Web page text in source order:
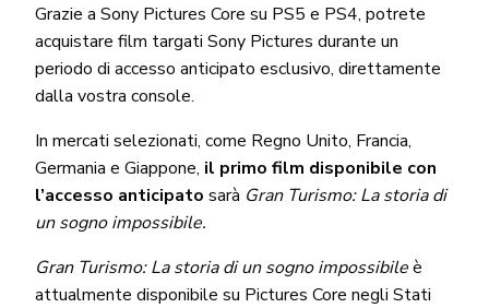
Grazie a Sony Pictures Core su PS5 e PS4, potrete
acquistare film targati Sony Pictures durante un
periodo di accesso anticipato esclusivo, direttamente
dalla vostra console.
In mercati selezionati, come Regno Unito, Francia,
Germania e Giappone, il primo film disponibile con
l’accesso anticipato sarà Gran Turismo: La storia di
un sogno impossibile.
Gran Turismo: La storia di un sogno impossibileè
attualmente disponibile su Pictures Core negli Stati